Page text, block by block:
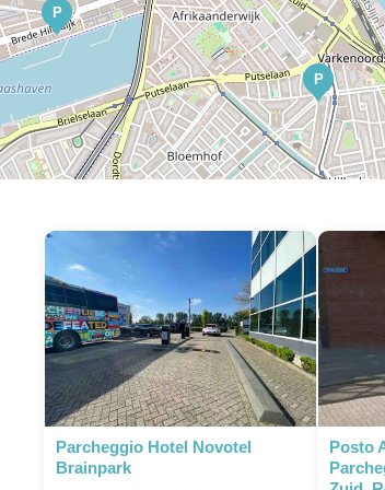
P
P
Parcheggio Hotel Novotel
Brainpark
Posto